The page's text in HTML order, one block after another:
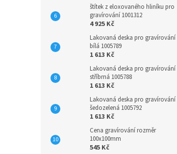
štítek z eloxovaného hliníku pro
gravírování 1001312
4 925 Kč
Lakovaná deska pro gravírování
bílá 1005789
1 613 Kč
Lakovaná deska pro gravírování
stříbrná 1005788
1 613 Kč
Lakovaná deska pro gravírování
šedozelená 1005792
1 613 Kč
Cena gravírování rozměr
100x100mm
545 Kč